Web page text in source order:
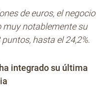
de euros, el negocio
muy notablemente su
hasta el 24,2%.
integrado su última